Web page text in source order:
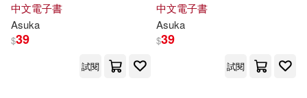
中文電子書
Asuka
$39
試閱
中文電子書
Asuka
$39
試閱